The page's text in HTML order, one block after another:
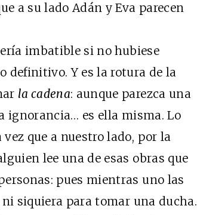
a su lado Adán y Eva parecen
imbatible si no hubiese
definitivo. Y es la rotura de la
la cadena: aunque parezca una
ignorancia… es ella misma. Lo
que a nuestro lado, por la
lee una de esas obras que
pues mientras uno las
siquiera para tomar una ducha.